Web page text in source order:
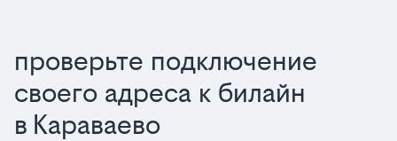
проверьте подключение
своего адреса к билайн
в Караваево